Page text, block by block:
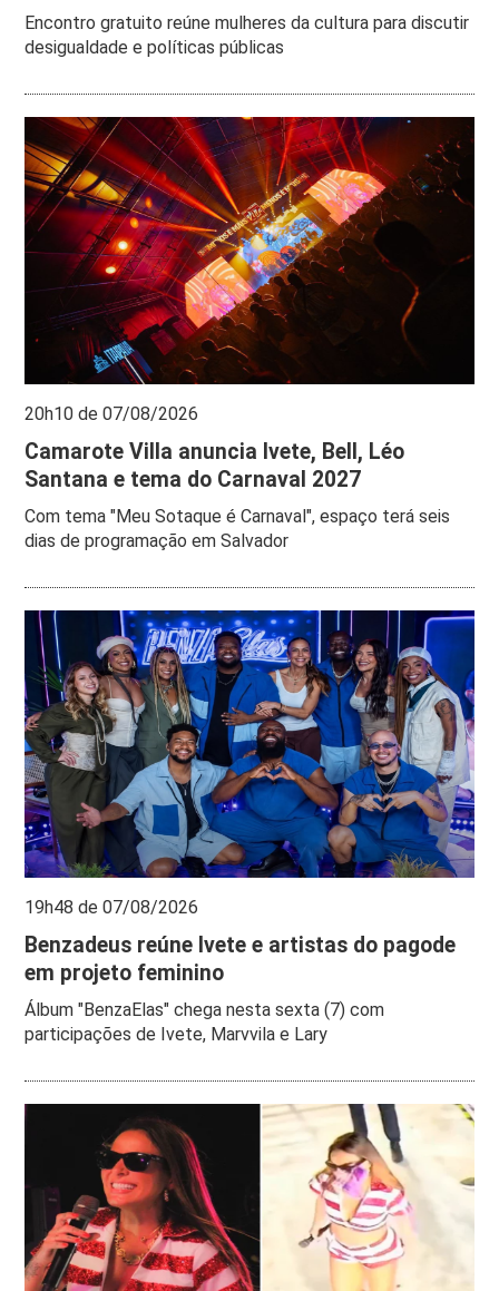
Encontro gratuito reúne mulheres da cultura para discutir
desigualdade e políticas públicas
20h10 de 07/08/2026
Camarote Villa anuncia Ivete, Bell, Léo
Santana e tema do Carnaval 2027
Com tema "Meu Sotaque é Carnaval", espaço terá seis
dias de programação em Salvador
19h48 de 07/08/2026
Benzadeus reúne Ivete e artistas do pagode
em projeto feminino
Álbum "BenzaElas" chega nesta sexta (7) com
participações de Ivete, Marvvila e Lary